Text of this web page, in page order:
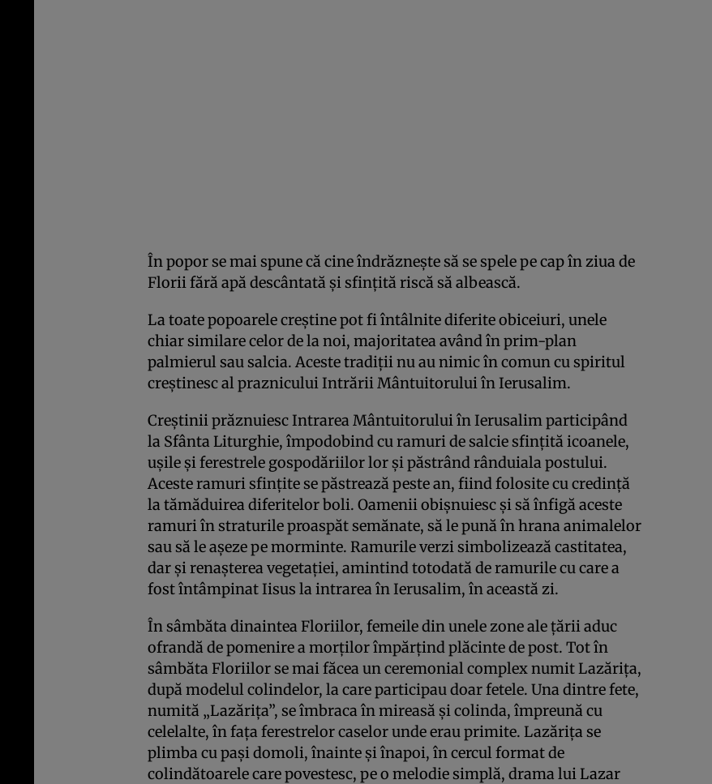
În popor se mai spune că cine îndrăzneşte să se spele pe cap în ziua de
Florii fără apă descântată şi sfinţită riscă să albească.
La toate popoarele creştine pot fi întâlnite diferite obiceiuri, unele
chiar similare celor de la noi, majoritatea având în prim-plan
palmierul sau salcia. Aceste tradiţii nu au nimic în comun cu spiritul
creştinesc al praznicului Intrării Mântuitorului în Ierusalim.
Creştinii prăznuiesc Intrarea Mântuitorului în Ierusalim participând
la Sfânta Liturghie, împodobind cu ramuri de salcie sfinţită icoanele,
uşile şi ferestrele gospodăriilor lor şi păstrând rânduiala postului.
Aceste ramuri sfinţite se păstrează peste an, fiind folosite cu credinţă
la tămăduirea diferitelor boli. Oamenii obişnuiesc şi să înfigă aceste
ramuri în straturile proaspăt semănate, să le pună în hrana animalelor
sau să le aşeze pe morminte. Ramurile verzi simbolizează castitatea,
dar şi renaşterea vegetaţiei, amintind totodată de ramurile cu care a
fost întâmpinat Iisus la intrarea în Ierusalim, în această zi.
În sâmbăta dinaintea Floriilor, femeile din unele zone ale ţării aduc
ofrandă de pomenire a morţilor împărţind plăcinte de post. Tot în
sâmbăta Floriilor se mai făcea un ceremonial complex numit Lazăriţa,
după modelul colindelor, la care participau doar fetele. Una dintre fete,
numită „Lazăriţa”, se îmbraca în mireasă şi colinda, împreună cu
celelalte, în faţa ferestrelor caselor unde erau primite. Lazăriţa se
plimba cu paşi domoli, înainte şi înapoi, în cercul format de
colindătoarele care povestesc, pe o melodie simplă, drama lui Lazar